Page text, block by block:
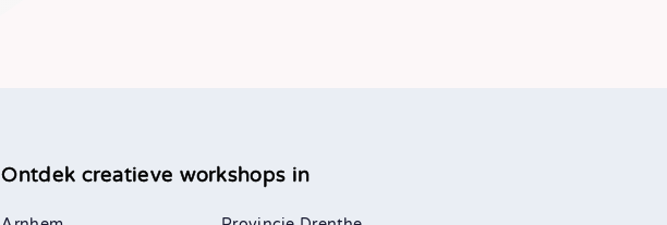
Ontdek creatieve workshops in